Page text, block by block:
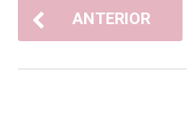
ANTERIOR